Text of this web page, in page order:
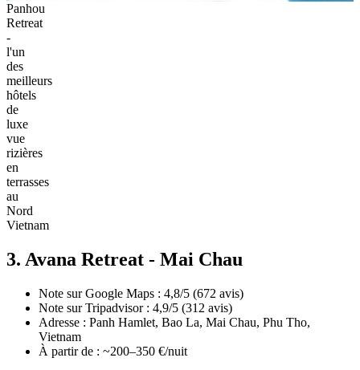
Panhou
Retreat
-
l'un
des
meilleurs
hôtels
de
luxe
vue
rizières
en
terrasses
au
Nord
Vietnam
3. Avana Retreat - Mai Chau
Note sur Google Maps : 4,8/5 (672 avis)
Note sur Tripadvisor : 4,9/5 (312 avis)
Adresse : Panh Hamlet, Bao La, Mai Chau, Phu Tho,
Vietnam
À partir de : ~200–350 €/nuit